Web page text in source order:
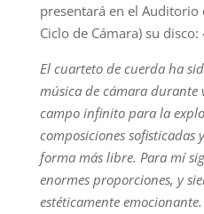
presentará en el Auditorio
Ciclo de Cámara) su
El cuarteto de cuerda ha
música de cámara durante
campo infinito para la
composiciones sofisticadas
forma más libre. Para mí
enormes proporciones, y
estéticamente